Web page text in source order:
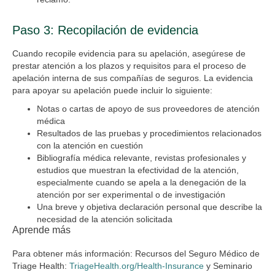
Paso 3: Recopilación de evidencia
Cuando recopile evidencia para su apelación, asegúrese de
prestar atención a los plazos y requisitos para el proceso de
apelación interna de sus compañías de seguros. La evidencia
para apoyar su apelación puede incluir lo siguiente:
Notas o cartas de apoyo de sus proveedores de atención
médica
Resultados de las pruebas y procedimientos relacionados
con la atención en cuestión
Bibliografía médica relevante, revistas profesionales y
estudios que muestran la efectividad de la atención,
especialmente cuando se apela a la denegación de la
atención por ser experimental o de investigación
Una breve y objetiva declaración personal que describe la
necesidad de la atención solicitada
Aprende más
Para obtener más información: Recursos del Seguro Médico de
Triage Health: TriageHealth.org/Health-Insurance y Seminario